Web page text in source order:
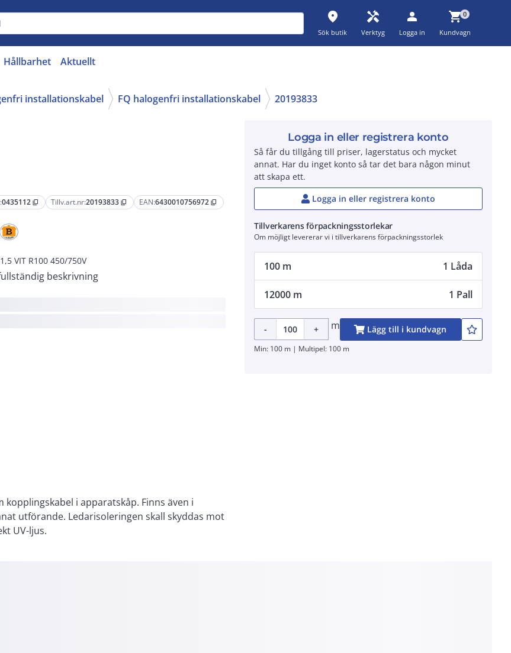
place
Sök butik
handyman
Verktyg
person
Logga in
shopping_cart0
Kundvagn
Hållbarhet Aktuellt
installationskabel FQ halogenfri installationskabel 20193833
0435112 content_copy Tillv.art.nr:20193833 content_copy EAN:6430010756972 content_copy
VIT R100 450/750V
beskrivning
UV-ljus.
Logga in eller registrera konto
Så får du tillgång till priser, lagerstatus och mycket
annat. Har du inget konto så tar det bara någon minut
att skapa ett.
Logga in eller registrera konto
Tillverkarens förpackningsstorlekar
Om möjligt levererar vi i tillverkarens förpackningsstorlek
100 m 1 Låda
12000 m 1 Pall
- + m Lägg till i kundvagn
Min: 100 m | Multipel: 100 m